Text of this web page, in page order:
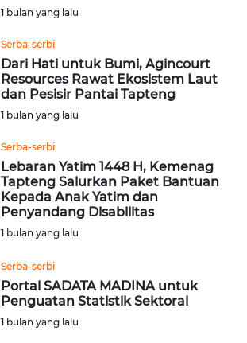
1 bulan yang lalu
Serba-serbi
Dari Hati untuk Bumi, Agincourt
Resources Rawat Ekosistem Laut
dan Pesisir Pantai Tapteng
1 bulan yang lalu
Serba-serbi
Lebaran Yatim 1448 H, Kemenag
Tapteng Salurkan Paket Bantuan
Kepada Anak Yatim dan
Penyandang Disabilitas
1 bulan yang lalu
Serba-serbi
Portal SADATA MADINA untuk
Penguatan Statistik Sektoral
1 bulan yang lalu